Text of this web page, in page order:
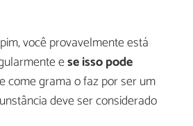
você provavelmente está
ese isso pode
come grama o faz por ser um
deve ser considerado